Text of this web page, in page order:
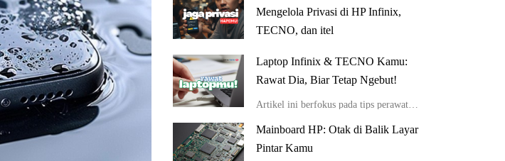
Mengelola Privasi di HP Infinix,
TECNO, dan itel
Laptop Infinix & TECNO Kamu:
Rawat Dia, Biar Tetap Ngebut!
Artikel ini berfokus pada tips perawatan laptop, khususnya bagi pengguna merek Infinix dan TECNO yang dikenal dengan harga terjangkau namun performa mumpuni. Artikel ini menyoroti kebiasaan umum pengguna yang bisa merusak laptop dan memberikan solusi prak
Mainboard HP: Otak di Balik Layar
Pintar Kamu